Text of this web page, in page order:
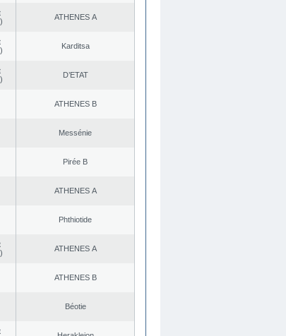
ATHENES Α
Karditsa
D’ETAT
ATHENES Β
Messénie
Pirée B
ATHENES Α
Phthiotide
ATHENES Α
ATHENES Β
Béotie